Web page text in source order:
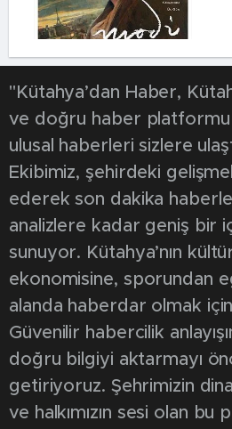
"Kütahya’dan Haber,
ve doğru haber
ulusal haberleri sizlere
Ekibimiz, şehirdeki
ederek son dakika
analizlere kadar geniş bir
sunuyor. Kütahya’nın
ekonomisine, sporundan
alanda haberdar olmak
Güvenilir habercilik
doğru bilgiyi aktarmayı
getiriyoruz. Şehrimizin
ve halkımızın sesi olan bu